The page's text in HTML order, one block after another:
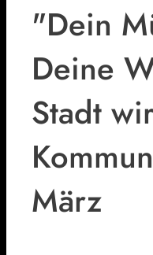
"Dein
Deine
Stadt
März